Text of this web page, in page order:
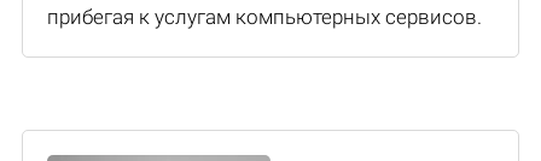
прибегая к услугам компьютерных сервисов.